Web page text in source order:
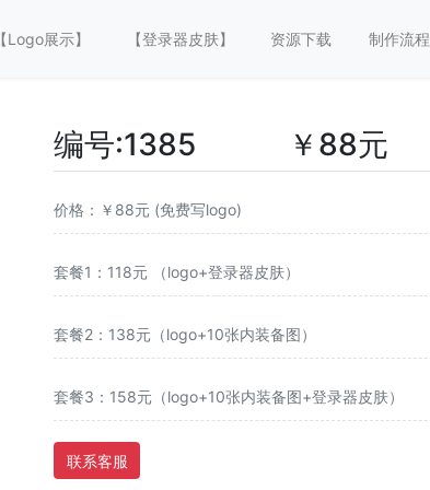
【Logo展示】 【登录器皮肤】 资源下载 制作流程
编号:1385 ￥88元
价格：￥88元 (免费写logo)
套餐1：118元 （logo+登录器皮肤）
套餐2：138元（logo+10张内装备图）
套餐3：158元（logo+10张内装备图+登录器皮肤）
联系客服